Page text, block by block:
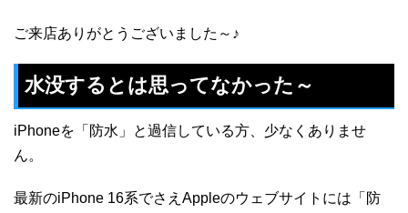
ご来店ありがとうございました～♪
水没するとは思ってなかった～
iPhoneを「防水」と過信している方、少なくありませ
ん。
最新のiPhone 16系でさえAppleのウェブサイトには「防